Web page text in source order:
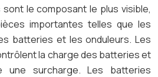
le composant le plus visible,
importantes telles que les
batteries et les onduleurs. Les
la charge des batteries et
une surcharge. Les batteries